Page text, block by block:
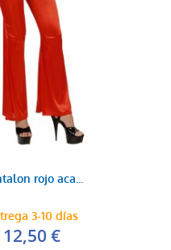
rojo aca...
3-10 días
12,50 €